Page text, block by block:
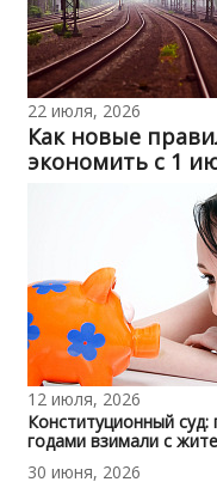
22 июля, 2026
Как новые
экономить с 1
12 июля, 2026
Конституционный
годами взимали с
30 июня, 2026